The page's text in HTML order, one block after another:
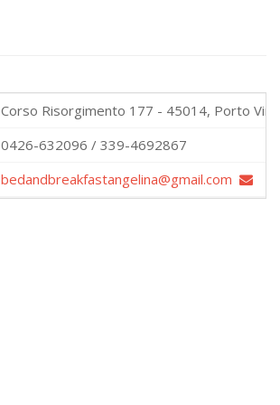
Corso Risorgimento 177 - 45014, Porto
0426-632096 / 339-4692867
bedandbreakfastangelina@gmail.com